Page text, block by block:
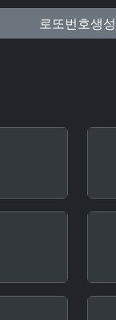
로또번호생성